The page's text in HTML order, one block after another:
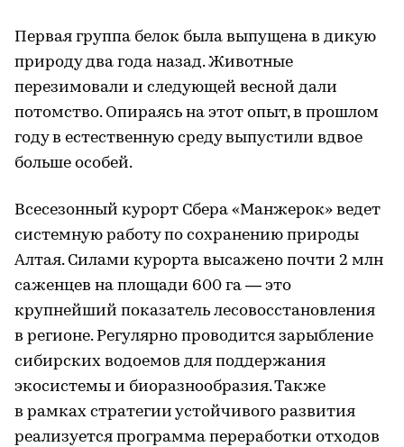
Первая группа белок была выпущена в дикую
природу два года назад. Животные
перезимовали и следующей весной дали
потомство. Опираясь на этот опыт, в прошлом
году в естественную среду выпустили вдвое
больше особей.
Всесезонный курорт Сбера «Манжерок» ведет
системную работу по сохранению природы
Алтая. Силами курорта высажено почти 2 млн
саженцев на площади 600 га — это
крупнейший показатель лесовосстановления
в регионе. Регулярно проводится зарыбление
сибирских водоемов для поддержания
экосистемы и биоразнообразия. Также
в рамках стратегии устойчивого развития
реализуется программа переработки отходов